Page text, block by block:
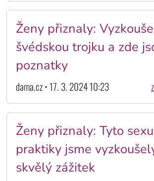
Ženy přiznaly:
švédskou trojku a zde
poznatky
dama.cz • 17. 3. 2024 10:23
Ženy přiznaly: Tyto
praktiky jsme
skvělý zážitek